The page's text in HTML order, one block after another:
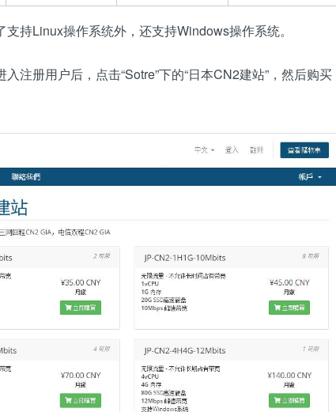
持Linux操作系统外，还支持Windows操作系统。
入注册用户后，点击“Sotre”下的“日本CN2建站”，然后购买